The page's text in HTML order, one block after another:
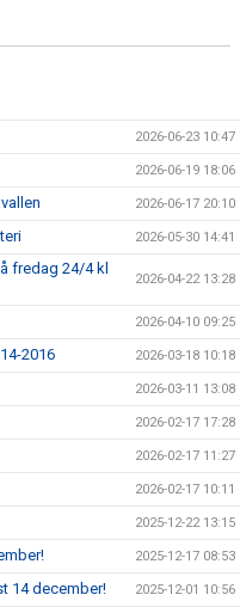
2026-06-23 10:47
2026-06-19 18:06
2026-06-17 20:10
2026-05-30 14:41
fredag 24/4 kl
2026-04-22 13:28
2026-04-10 09:25
2016 2026-03-18 10:18
2026-03-11 13:08
2026-02-17 17:28
2026-02-17 11:27
2026-02-17 10:11
2025-12-22 13:15
2025-12-17 08:53
14 december! 2025-12-01 10:56